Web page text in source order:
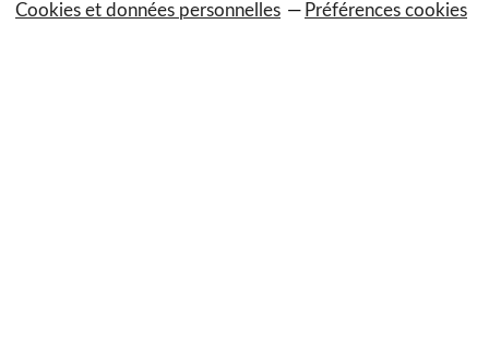
Cookies et données personnelles
Préférences cookies